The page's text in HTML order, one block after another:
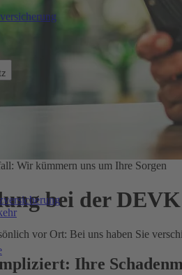
Wir kümmern uns um Ihre Sorgen
bei der DEVK
vor Ort: Bei uns haben Sie
Ihre